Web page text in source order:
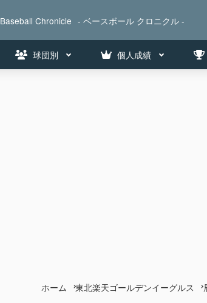
Baseball Chronicle - ベースボール クロニクル -
球団別 個人成績
ホーム 東北楽天ゴールデンイーグルス